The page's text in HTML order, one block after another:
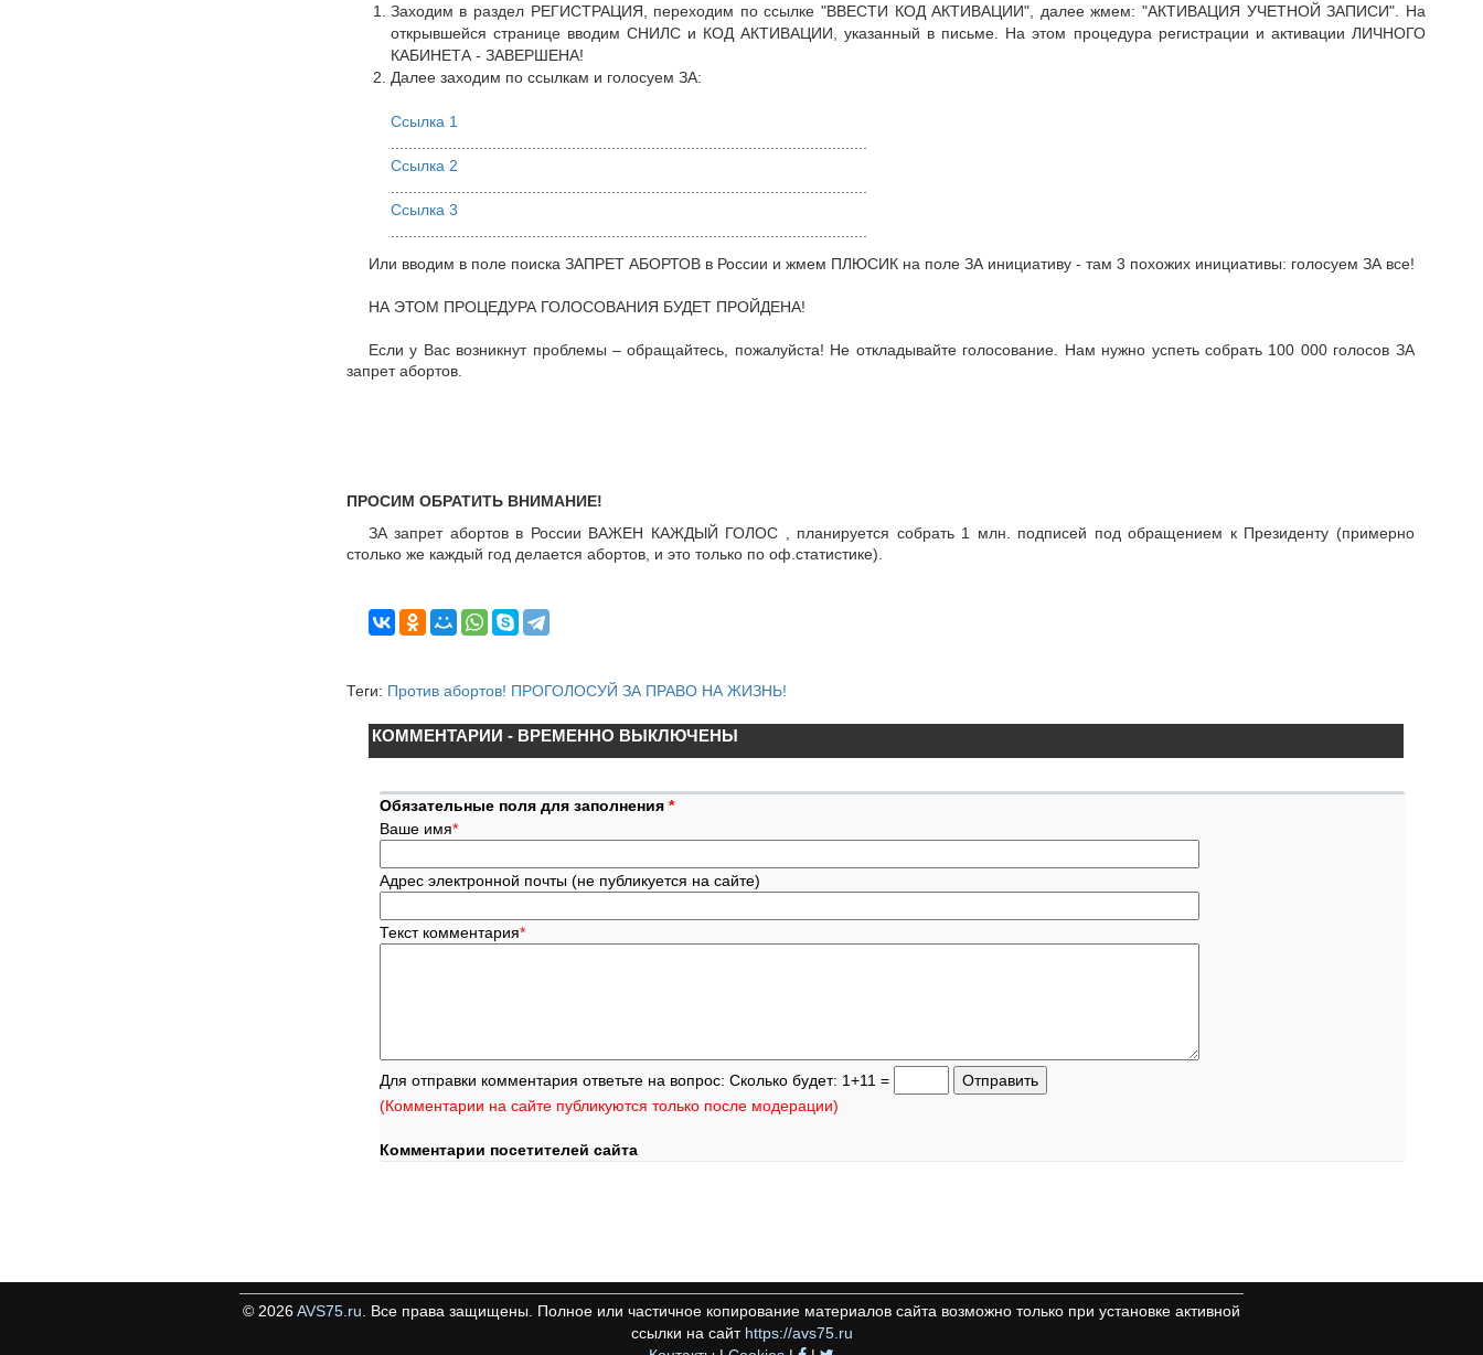
Заходим в раздел РЕГИСТРАЦИЯ, переходим по ссылке "ВВЕСТИ КОД АКТИВАЦИИ", далее жмем: "АКТИВАЦИЯ УЧЕТНОЙ ЗАПИСИ". На
открывшейся странице вводим СНИЛС и КОД АКТИВАЦИИ, указанный в письме. На этом процедура регистрации и активации ЛИЧНОГО
КАБИНЕТА - ЗАВЕРШЕНА!
Далее заходим по ссылкам и голосуем ЗА:
Ссылка 1
Ссылка 2
Ссылка 3
Или вводим в поле поиска ЗАПРЕТ АБОРТОВ в России и жмем ПЛЮСИК на поле ЗА инициативу - там 3 похожих инициативы: голосуем ЗА все!
НА ЭТОМ ПРОЦЕДУРА ГОЛОСОВАНИЯ БУДЕТ ПРОЙДЕНА!
Если у Вас возникнут проблемы – обращайтесь, пожалуйста! Не откладывайте голосование. Нам нужно успеть собрать 100 000 голосов ЗА
запрет абортов.
ПРОСИМ ОБРАТИТЬ ВНИМАНИЕ!
ЗА запрет абортов в России ВАЖЕН КАЖДЫЙ ГОЛОС , планируется собрать 1 млн. подписей под обращением к Президенту (примерно
столько же каждый год делается абортов, и это только по оф.статистике).
Теги: Против абортов! ПРОГОЛОСУЙ ЗА ПРАВО НА ЖИЗНЬ!
КОММЕНТАРИИ - ВРЕМЕННО ВЫКЛЮЧЕНЫ
Обязательные поля для заполнения *
Ваше имя*
Адрес электронной почты (не публикуется на сайте)
Текст комментария*
Для отправки комментария ответьте на вопрос: Сколько будет: 1+11 =
(Комментарии на сайте публикуются только после модерации)
Комментарии посетителей сайта
© 2026AVS75.ru . Все права защищены. Полное или частичное копирование материалов сайта возможно только при установке активной
ссылки на сайт https://avs75.ru